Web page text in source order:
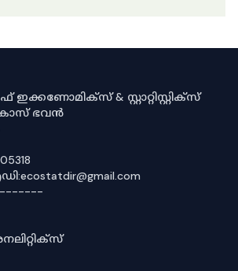
& സ്റ്റാറ്റിസ്റ്റിക്സ്
ഭവൻ